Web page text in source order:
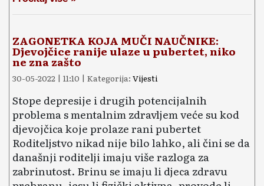
ZAGONETKA KOJA MUČI NAUČNIKE:
Djevojčice ranije ulaze u pubertet, niko
ne zna zašto
30-05-2022 | 11:10 | Kategorija: Vijesti
Stope depresije i drugih potencijalnih
problema s mentalnim zdravljem veće su kod
djevojčica koje prolaze rani pubertet
Roditeljstvo nikad nije bilo lahko, ali čini se da
današnji roditelji imaju više razloga za
zabrinutost. Brinu se imaju li djeca zdravu